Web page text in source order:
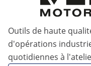
Outils de haute
d'opérations
quotidiennes à